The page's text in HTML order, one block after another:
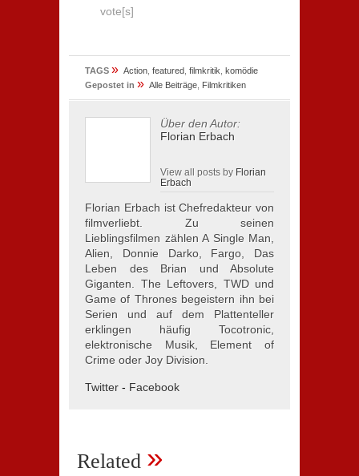
vote[s]
TAGS » Action featured filmkritik komödie
Gepostet in » Alle Beiträge Filmkritiken
Über den Autor:
Florian Erbach
View all posts by Florian
Erbach
Florian Erbach ist Chefredakteur von
filmverliebt. Zu seinen
Lieblingsfilmen zählen A Single Man,
Alien, Donnie Darko, Fargo, Das
Leben des Brian und Absolute
Giganten. The Leftovers, TWD und
Game of Thrones begeistern ihn bei
Serien und auf dem Plattenteller
erklingen häufig Tocotronic,
elektronische Musik, Element of
Crime oder Joy Division.
Twitter - Facebook
Related »